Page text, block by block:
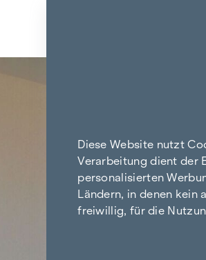
Diese Website nutzt
Verarbeitung dient der
personalisierten
Ländern, in denen kein
freiwillig, für die